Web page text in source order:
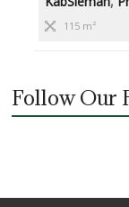
115 m²
Follow Our